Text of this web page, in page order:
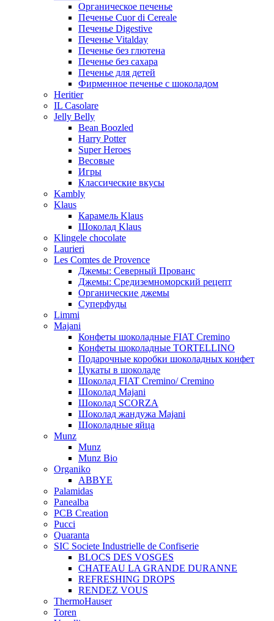
Органическое печенье
Печенье Cuor di Cereale
Печенье Digestive
Печенье Vitalday
Печенье без глютена
Печенье без сахара
Печенье для детей
Фирменное печенье с шоколадом
Heritier
IL Casolare
Jelly Belly
Bean Boozled
Harry Potter
Super Heroes
Весовые
Игры
Классические вкусы
Kambly
Klaus
Карамель Klaus
Шоколад Klaus
Klingele chocolate
Laurieri
Les Comtes de Provence
Джемы: Северный Прованс
Джемы: Средиземноморский рецепт
Органические джемы
Суперфуды
Limmi
Majani
Конфеты шоколадные FIAT Cremino
Конфеты шоколадные TORTELLINO
Подарочные коробки шоколадных конфет
Цукаты в шоколаде
Шоколад FIAT Cremino/ Cremino
Шоколад Majani
Шоколад SCORZA
Шоколад жандужа Majani
Шоколадные яйца
Munz
Munz
Munz Bio
Organiko
ABBYE
Palamidas
Panealba
PCB Creation
Pucci
Quaranta
SIC Societe Industrielle de Confiserie
BLOCS DES VOSGES
CHATEAU LA GRANDE DURANNE
REFRESHING DROPS
RENDEZ VOUS
ThermoHauser
Toren